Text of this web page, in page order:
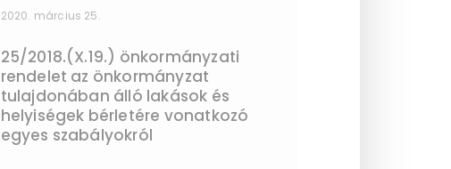
2020. március 25.
25/2018.(X.19.) önkormányzati
rendelet az önkormányzat
tulajdonában álló lakások és
helyiségek bérletére vonatkozó
egyes szabályokról